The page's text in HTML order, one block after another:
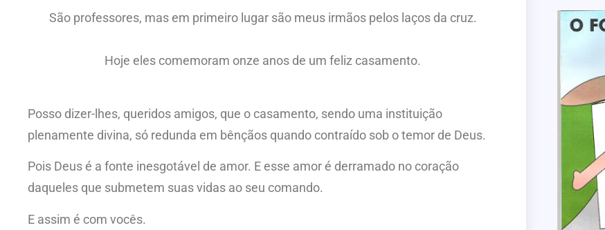
São professores, mas em primeiro lugar são meus irmãos pelos laços da cruz.
Hoje eles comemoram onze anos de um feliz casamento.
Posso dizer-lhes, queridos amigos, que o casamento, sendo uma instituição
plenamente divina, só redunda em bênçãos quando contraído sob o temor de Deus.
Pois Deus é a fonte inesgotável de amor. E esse amor é derramado no coração
daqueles que submetem suas vidas ao seu comando.
E assim é com vocês.